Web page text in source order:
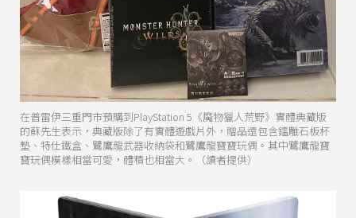
在普雷伊三重門市預購到PlayStation 5《魔物獵人荒野》實體典藏版
的蘇先生表示，典藏版除了有實體遊戲片外，贈品還包含鐳雕石板杯
墊、特仕鐵盒、鷺鷹龍武器收納袋和鷺鷹龍寶寶玩偶。其中鷺鷹龍寶
寶玩偶模樣相當可愛，體積也相當大。（讀者提供）